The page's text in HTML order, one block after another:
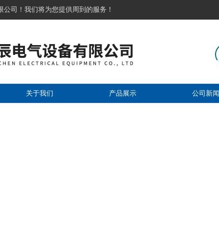
司！我们将为您提供周到的服务！
关于我们 产品展示 公司新闻